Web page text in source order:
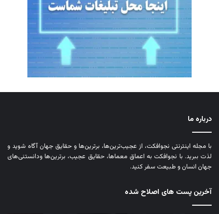
درباره ما
با مجله اینترنتی نجوافکت، از عجیب‌ترین‌ها، برترین‌ها و حقایق جهان آگاه شوید و
لذت ببرید. با نجوافکت به اعماق معماها، حقایق عجیب، برترین‌ها ودانستنی‌های
جهان انسان و طبیعت سفر کنید.
آخرین پست های اصلاح شده